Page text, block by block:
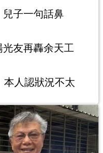
子一句話鼻
友再轟余天工
人認狀況不太